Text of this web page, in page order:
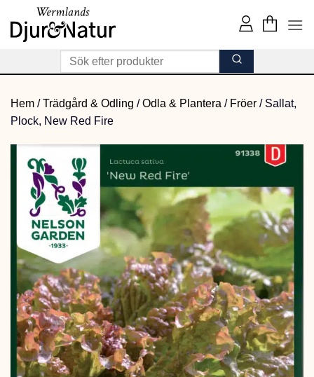
content
Hem /Trädgård & Odling /Odla & Plantera / Fröer / Sallat,
Plock, New Red Fire